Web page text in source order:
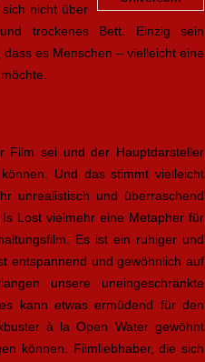
nicht über
trockenes Bett. Einzig sein
es Menschen – vielleicht eine
Film sei und der Hauptdarsteller
Und das stimmt vielleicht
unrealistisch und überraschend
Lost vielmehr eine Metapher für
Es ist ein ruhiger und
entspannend und gewöhnlich auf
unsere uneingeschränkte
kann etwas ermüdend für den
à la Open Water gewöhnt
können. Filmliebhaber, die sich